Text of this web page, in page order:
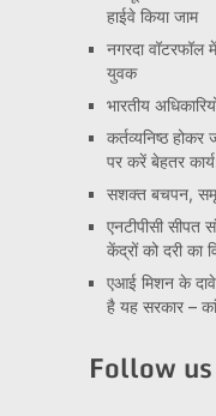
हाईवे किया जाम
नगरदा वॉटरफॉल
युवक
भारतीय
कर्तव्यनिष्ठ
पर करें बेहतर
सशक्त बचपन,
एनटीपीसी सीपत
केंद्रों को दरी का
एआई मिशन के
है यह सरकार –
Follow